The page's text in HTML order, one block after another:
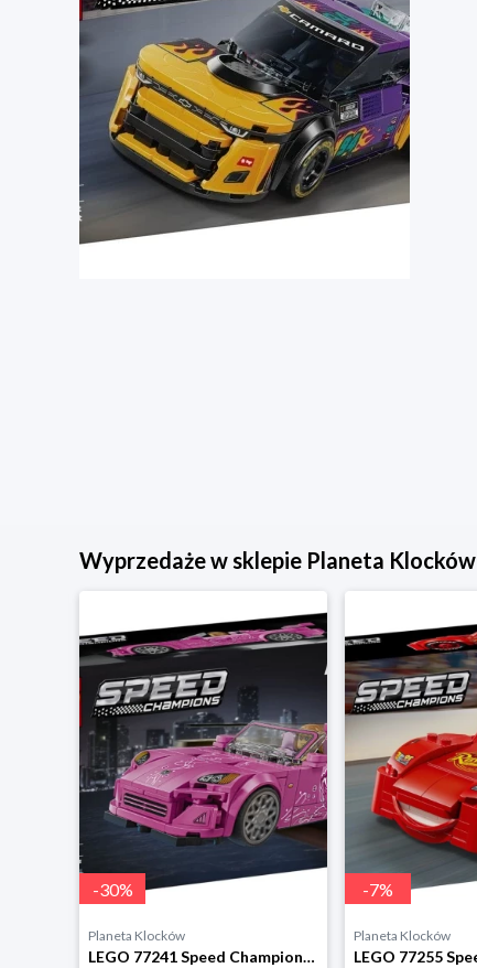
Wyprzedaże w sklepie Planeta Klocków
-30%
Planeta Klocków
LEGO 77241 Speed Champions Honda S2000 z filmu Za Lego
-7%
Planeta Klocków